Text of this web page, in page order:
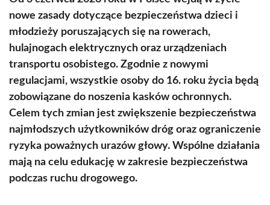
nowe zasady dotyczące bezpieczeństwa dzieci i
młodzieży poruszających się na rowerach,
hulajnogach elektrycznych oraz urządzeniach
transportu osobistego. Zgodnie z nowymi
regulacjami, wszystkie osoby do 16. roku życia będą
zobowiązane do noszenia kasków ochronnych.
Celem tych zmian jest zwiększenie bezpieczeństwa
najmłodszych użytkowników dróg oraz ograniczenie
ryzyka poważnych urazów głowy. Wspólne działania
mają na celu edukację w zakresie bezpieczeństwa
podczas ruchu drogowego.